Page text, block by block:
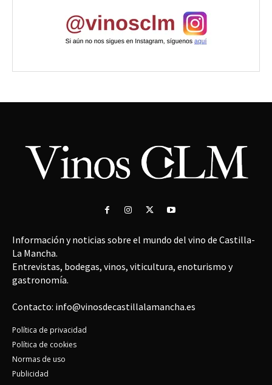
Información y noticias sobre el mundo del vino de Castilla-
La Mancha.
Entrevistas, bodegas, vinos, viticultura, enoturismo y
gastronomía.
Contacto: info@vinosdecastillalamancha.es
Política de privacidad
Política de cookies
Normas de uso
Publicidad